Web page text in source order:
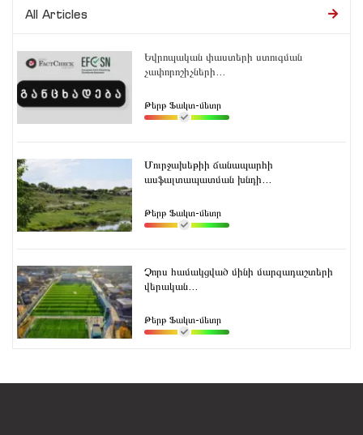
All Articles
Եվրոպական փաստերի ստուգման
չափորոշիչների...
Թերթ Ֆակտ-մետր
Մուրջախեթիի ճանապարհի
ասֆալտապատման խնդի...
Թերթ Ֆակտ-մետր
Չորս համակցված մինի մարզադաշտերի
վերական...
Թերթ Ֆակտ-մետր